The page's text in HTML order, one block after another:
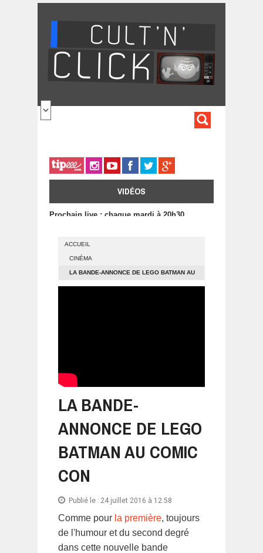
VIDÉOS
Prochain live : chaque mardi à 20h30
ACCUEIL
CINÉMA
LA BANDE-ANNONCE DE LEGO BATMAN AU
COMIC CON
LA BANDE-
ANNONCE DE LEGO
BATMAN AU COMIC
CON
Publié le : 24 juillet 2016 à 12:58
Comme pour la première, toujours
de l'humour et du second degré
dans cette nouvelle bande